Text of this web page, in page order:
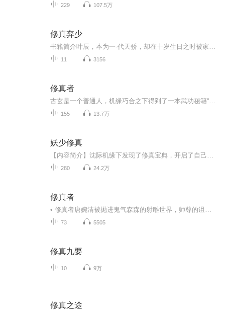
229 107.5万
修真弃少
11 3156
修真者
155 13.7万
妖少修真
280 24.2万
修真者
73 5505
修真九要
10 9万
修真之途